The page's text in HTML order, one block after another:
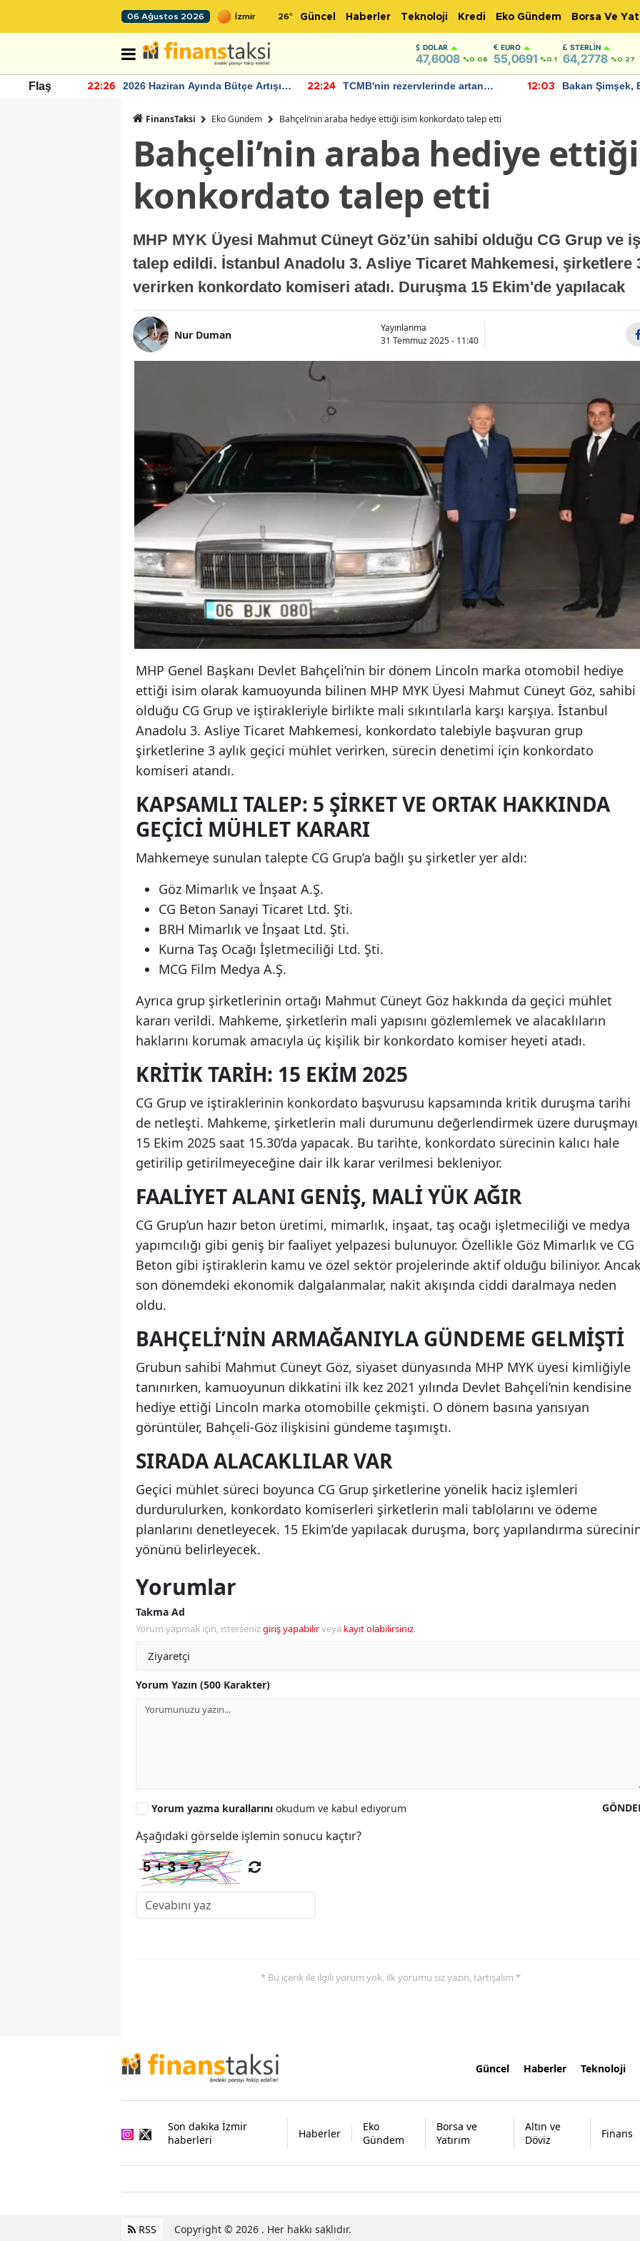
06 Ağustos 2026 26° Güncel Haberler Teknoloji Kredi Eko Gündem Borsa Ve
DOLAR
47,6008 %0.06
EURO
55,0691 %0.1
STERLIN
64,2778 %0.27
Flaş 22:26
2026 Haziran Ayında Bütçe Artışı
22:24
TCMB'nin rezervlerinde artan
12:03
Bakan Şimşek,
FinansTaksi Eko Gündem Bahçeli’nin araba hediye ettiği isim konkordato talep etti
Bahçeli’nin araba hediye
konkordato talep etti
MHP MYK Üyesi Mahmut Cüneyt Göz’ün sahibi olduğu CG Grup ve
talep edildi. İstanbul Anadolu 3. Asliye Ticaret Mahkemesi, şirketlere
verirken konkordato komiseri atadı. Duruşma 15 Ekim'de yapılacak
Nur Duman
Yayınlanma
31 Temmuz 2025 - 11:40
MHP Genel Başkanı Devlet Bahçeli’nin bir dönem Lincoln marka otomobil hediye
ettiği isim olarak kamuoyunda bilinen MHP MYK Üyesi Mahmut Cüneyt Göz, sahibi
olduğu CG Grup ve iştirakleriyle birlikte mali sıkıntılarla karşı karşıya. İstanbul
Anadolu 3. Asliye Ticaret Mahkemesi, konkordato talebiyle başvuran grup
şirketlerine 3 aylık geçici mühlet verirken, sürecin denetimi için konkordato
komiseri atandı.
KAPSAMLI TALEP: 5 ŞIRKET VE ORTAK HAKKINDA
GEÇICI MÜHLET KARARI
Mahkemeye sunulan talepte CG Grup’a bağlı şu şirketler yer aldı:
Göz Mimarlık ve İnşaat A.Ş.
CG Beton Sanayi Ticaret Ltd. Şti.
BRH Mimarlık ve İnşaat Ltd. Şti.
Kurna Taş Ocağı İşletmeciliği Ltd. Şti.
MCG Film Medya A.Ş.
Ayrıca grup şirketlerinin ortağı Mahmut Cüneyt Göz hakkında da geçici mühlet
kararı verildi. Mahkeme, şirketlerin mali yapısını gözlemlemek ve alacaklıların
haklarını korumak amacıyla üç kişilik bir konkordato komiser heyeti atadı.
KRITIK TARIH: 15 EKIM 2025
CG Grup ve iştiraklerinin konkordato başvurusu kapsamında kritik duruşma tarihi
de netleşti. Mahkeme, şirketlerin mali durumunu değerlendirmek üzere duruşmayı
15 Ekim 2025 saat 15.30’da yapacak. Bu tarihte, konkordato sürecinin kalıcı hale
getirilip getirilmeyeceğine dair ilk karar verilmesi bekleniyor.
FAALIYET ALANI GENIŞ, MALI YÜK AĞIR
CG Grup’un hazır beton üretimi, mimarlık, inşaat, taş ocağı işletmeciliği ve medya
yapımcılığı gibi geniş bir faaliyet yelpazesi bulunuyor. Özellikle Göz Mimarlık ve CG
Beton gibi iştiraklerin kamu ve özel sektör projelerinde aktif olduğu biliniyor.
son dönemdeki ekonomik dalgalanmalar, nakit akışında ciddi daralmaya neden
oldu.
BAHÇELI’NIN ARMAĞANIYLA GÜNDEME GELMIŞTI
Grubun sahibi Mahmut Cüneyt Göz, siyaset dünyasında MHP MYK üyesi kimliğiyle
tanınırken, kamuoyunun dikkatini ilk kez 2021 yılında Devlet Bahçeli’nin kendisine
hediye ettiği Lincoln marka otomobille çekmişti. O dönem basına yansıyan
görüntüler, Bahçeli-Göz ilişkisini gündeme taşımıştı.
SIRADA ALACAKLILAR VAR
Geçici mühlet süreci boyunca CG Grup şirketlerine yönelik haciz işlemleri
durdurulurken, konkordato komiserleri şirketlerin mali tablolarını ve ödeme
planlarını denetleyecek. 15 Ekim’de yapılacak duruşma, borç yapılandırma
yönünü belirleyecek.
Yorumlar
Takma Ad
Yorum yapmak için, istersenizgiriş yapabilirveya kayıt olabilirsiniz.
Yorum Yazın (500 Karakter)
Yorum yazma kurallarını okudum ve kabul ediyorum
Aşağıdaki görselde işlemin sonucu kaçtır?
* Bu içerik ile ilgili yorum yok, ilk yorumu siz yazın, tartışalım *
Güncel Haberler Teknoloji
Son dakika İzmir
haberleri
Haberler
Eko
Gündem
Borsa ve
Yatırım
Altın ve
Döviz
Finans
RSS Copyright © 2026 . Her hakkı saklıdır.